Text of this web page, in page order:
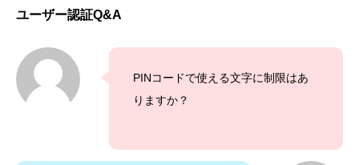
ユーザー認証Q&A
PINコードで使える文字に制限はあ
りますか？